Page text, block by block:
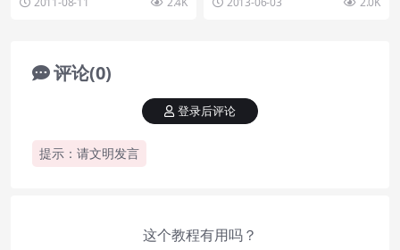
种种，不一而论...
在这个黑客横行的年...
评论(0)
提示：请文明发言
登录后评论
这个教程有用吗？